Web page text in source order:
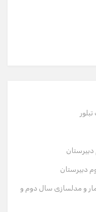
دبیرستان
و مدلسازی سال دوم و
یا ایمیل خود را